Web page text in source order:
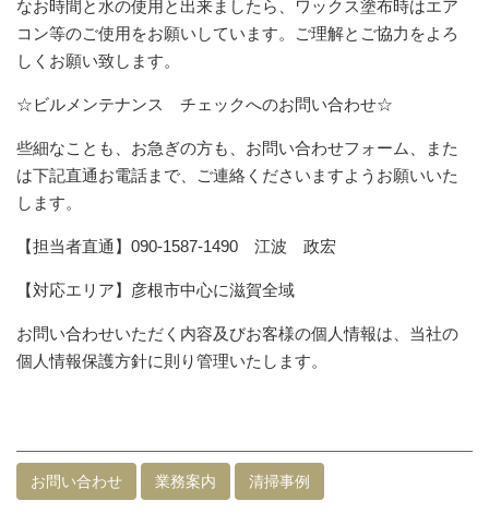
なお時間と水の使用と出来ましたら、ワックス塗布時はエア
コン等のご使用をお願いしています。ご理解とご協力をよろ
しくお願い致します。
☆ビルメンテナンス チェックへのお問い合わせ☆
些細なことも、お急ぎの方も、お問い合わせフォーム、また
は下記直通お電話まで、ご連絡くださいますようお願いいた
します。
【担当者直通】090-1587-1490 江波 政宏
【対応エリア】彦根市中心に滋賀全域
お問い合わせいただく内容及びお客様の個人情報は、当社の
個人情報保護方針に則り管理いたします。
お問い合わせ 業務案内 清掃事例